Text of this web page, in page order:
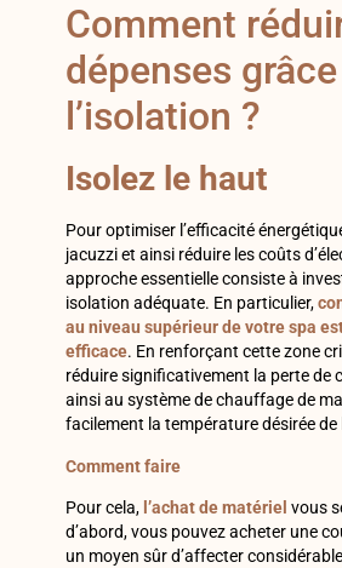
Comment
dépenses
l’isolation ?
Isolez le haut
Pour optimiser l’efficacité
jacuzzi et ainsi réduire les coûts
approche essentielle consiste à
isolation adéquate. En particulier,
au niveau supérieur de votre spa
efficace. En renforçant cette zone
réduire significativement la perte de
ainsi au système de chauffage de
facilement la température désirée de
Comment faire
Pour cela, l’achat de matériel vous
d’abord, vous pouvez acheter une
un moyen sûr d’affecter